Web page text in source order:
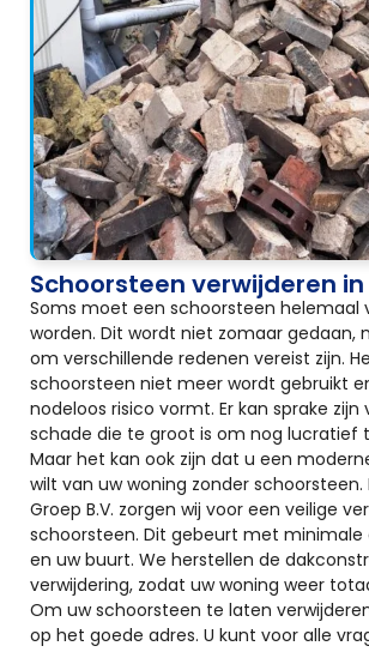
Schoorsteen verwijderen in
Soms moet een schoorsteen helemaal
worden. Dit wordt niet zomaar gedaan,
om verschillende redenen vereist zijn.
schoorsteen niet meer wordt gebruikt
nodeloos risico vormt. Er kan sprake
schade die te groot is om nog lucratief
Maar het kan ook zijn dat u een
wilt van uw woning zonder schoorsteen.
Groep B.V. zorgen wij voor een veilige
schoorsteen. Dit gebeurt met minimale
en uw buurt. We herstellen de
verwijdering, zodat uw woning weer
Om uw schoorsteen te laten
op het goede adres. U kunt voor alle